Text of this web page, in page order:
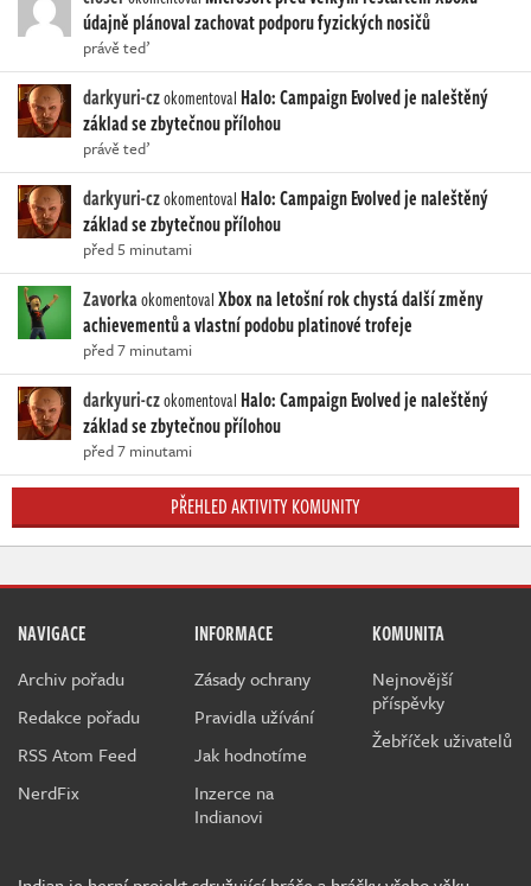
údajně plánoval zachovat podporu fyzických nosičů
právě teď
darkyuri-czokomentoval Halo: Campaign Evolved je naleštěný
základ se zbytečnou přílohou
právě teď
darkyuri-czokomentoval Halo: Campaign Evolved je naleštěný
základ se zbytečnou přílohou
před 5 minutami
ZavorkaokomentovalXbox na letošní rok chystá další změny
achievementů a vlastní podobu platinové trofeje
před 7 minutami
darkyuri-czokomentoval Halo: Campaign Evolved je naleštěný
základ se zbytečnou přílohou
před 7 minutami
PŘEHLED AKTIVITY KOMUNITY
NAVIGACE
Archiv pořadu
Redakce pořadu
RSS Atom Feed
NerdFix
INFORMACE
Zásady ochrany
Pravidla užívání
Jak hodnotíme
Inzerce na
Indianovi
KOMUNITA
Nejnovější
příspěvky
Žebříček uživatelů